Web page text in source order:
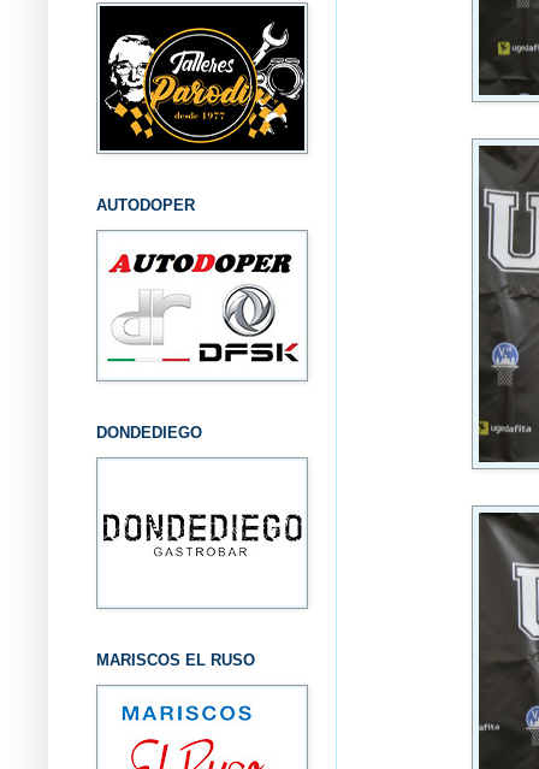
AUTODOPER
DONDEDIEGO
MARISCOS EL RUSO